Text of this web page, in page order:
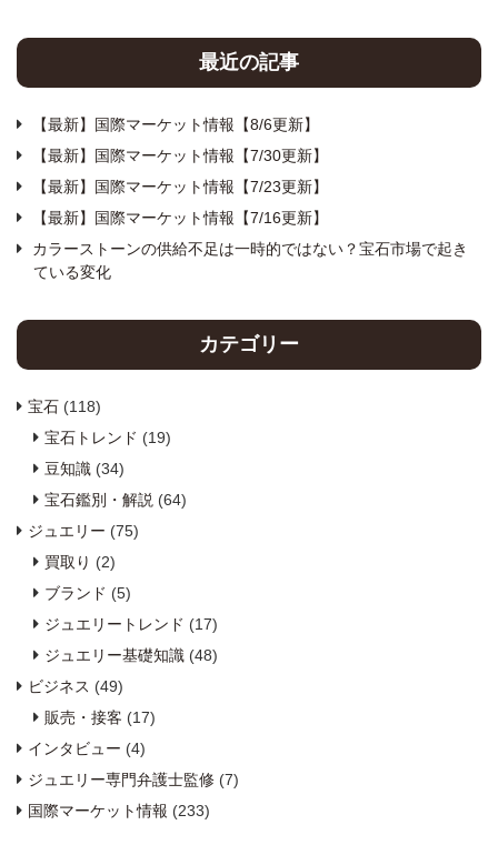
最近の記事
【最新】国際マーケット情報【8/6更新】
【最新】国際マーケット情報【7/30更新】
【最新】国際マーケット情報【7/23更新】
【最新】国際マーケット情報【7/16更新】
カラーストーンの供給不足は一時的ではない？宝石市場で起き
ている変化
カテゴリー
宝石 (118)
宝石トレンド (19)
豆知識 (34)
宝石鑑別・解説 (64)
ジュエリー (75)
買取り (2)
ブランド (5)
ジュエリートレンド (17)
ジュエリー基礎知識 (48)
ビジネス (49)
販売・接客 (17)
インタビュー (4)
ジュエリー専門弁護士監修 (7)
国際マーケット情報 (233)